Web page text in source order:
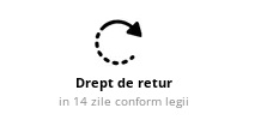
Drept de retur
in 14 zile conform legii